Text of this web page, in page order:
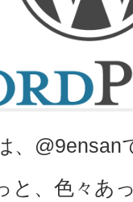
、@9ensan
と、色々あ